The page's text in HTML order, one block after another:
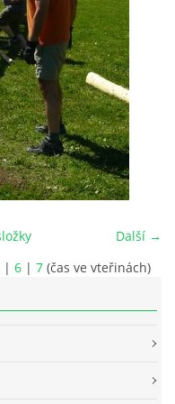
Další →
| 6 | 7 (čas ve vteřinách)